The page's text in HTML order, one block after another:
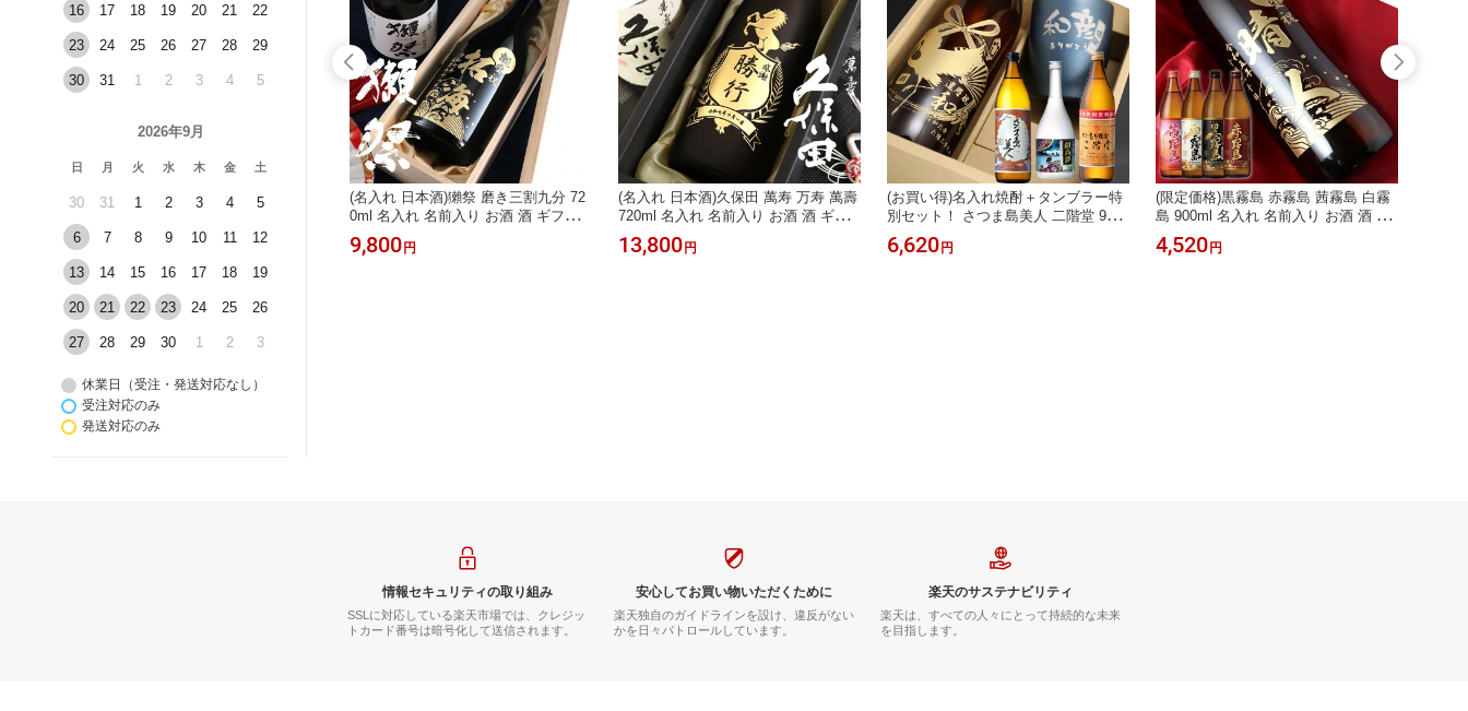
16 17 18 19 20 21 22
23 24 25 26 27 28 29
30 31 1 2 3 4 5
2026年9月
日 月 火 水 木 金 土
30 31 1 2 3 4 5
6 7 8 9 10 11 12
13 14 15 16 17 18 19
20 21 22 23 24 25 26
27 28 29 30 1 2 3
休業日（受注・発送対応なし）
受注対応のみ
発送対応のみ
(名入れ ウイスキー)山崎 700ml 名入
ゼント 父の日 成人祝い 還暦祝い 古
希祝い 誕生日 出産祝い 男性 女性 贈
り物 退職祝い 結婚祝い お祝い 開店
祝い【送料無料】【名入れ
26,000
(名入れ 日本酒)獺祭 磨き三割九分 72
0ml 名入れ 名前入り お酒 酒 ギフト
彫刻 プレゼント 父の日 成人祝い 還
暦祝い 古希祝い 誕生日 出産祝い 男
9,800 円
(名入れ 日本酒)久保田 萬寿 万寿 萬壽
720ml 名入れ 名前入り お酒 酒 ギフ
ト 彫刻 プレゼント 父の日 成人祝い
還暦祝い 古希祝い 誕生日 出産祝い
13,800 円
(お買い得)名入れ焼酎＋タンブラー特
別セット！ さつま島美人 二階堂 900
ml 鍛高譚 720ml 名入れ 名前入り お
酒 酒 ギフト 彫刻 プレゼント お歳暮
6,620 円
(限定価格)黒霧島 赤霧島 茜霧島 白霧
島 900ml 名入れ 名前入り お酒 酒 ギ
フト 彫刻 プレゼント お歳暮 成人祝
い 還暦祝い 古希祝い 誕生日 出産祝
4,520 円
情報セキュリティの取り組み
SSLに対応している楽天市場では、クレジッ
トカード番号は暗号化して送信されます。
安心してお買い物いただくために
楽天独自のガイドラインを設け、違反がない
かを日々パトロールしています。
楽天のサステナビリティ
楽天は、すべての人々にとって持続的な未来
を目指します。